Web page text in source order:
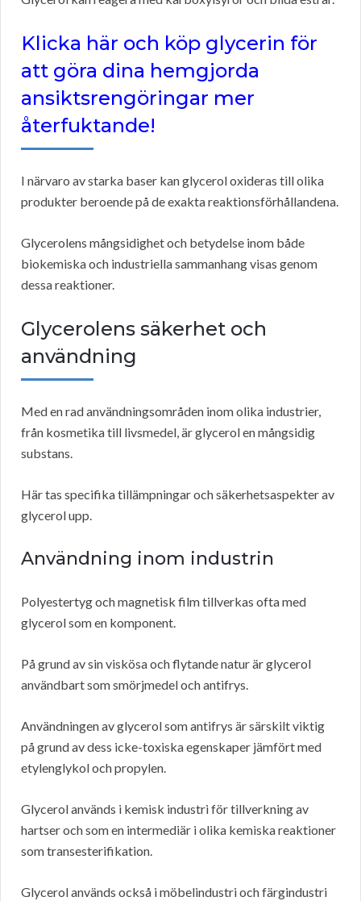
Klicka här och köp glycerin för
att göra dina hemgjorda
ansiktsrengöringar mer
återfuktande!
I närvaro av starka baser kan glycerol oxideras till olika
produkter beroende på de exakta reaktionsförhållandena.
Glycerolens mångsidighet och betydelse inom både
biokemiska och industriella sammanhang visas genom
dessa reaktioner.
Glycerolens säkerhet och
användning
Med en rad användningsområden inom olika industrier,
från kosmetika till livsmedel, är glycerol en mångsidig
substans.
Här tas specifika tillämpningar och säkerhetsaspekter av
glycerol upp.
Användning inom industrin
Polyestertyg och magnetisk film tillverkas ofta med
glycerol som en komponent.
På grund av sin viskösa och flytande natur är glycerol
användbart som smörjmedel och antifrys.
Användningen av glycerol som antifrys är särskilt viktig
på grund av dess icke-toxiska egenskaper jämfört med
etylenglykol och propylen.
Glycerol används i kemisk industri för tillverkning av
hartser och som en intermediär i olika kemiska reaktioner
som transesterifikation.
Glycerol används också i möbelindustri och färgindustri